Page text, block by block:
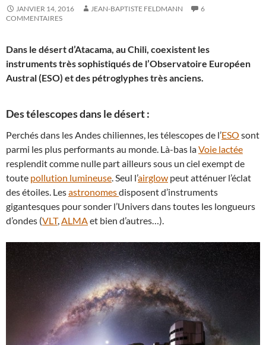
JANVIER 14, 2016 JEAN-BAPTISTE FELDMANN
6
COMMENTAIRES
Dans le désert d’Atacama, au Chili, coexistent les
instruments très sophistiqués de l’Observatoire Européen
Austral (ESO) et des pétroglyphes très anciens.
Des télescopes dans le désert :
Perchés dans les Andes chiliennes, les télescopes de l’ESO sont
parmi les plus performants au monde. Là-bas laVoie lactée
resplendit comme nulle part ailleurs sous un ciel exempt de
toute pollution lumineuse. Seul l’airglow peut atténuer l’éclat
des étoiles. Lesastronomesdisposent d’instruments
gigantesques pour sonder l’Univers dans toutes les longueurs
d’ondes (VLT,ALMAet bien d’autres…).